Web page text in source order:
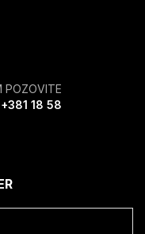
POZOVITE
+381 18 58